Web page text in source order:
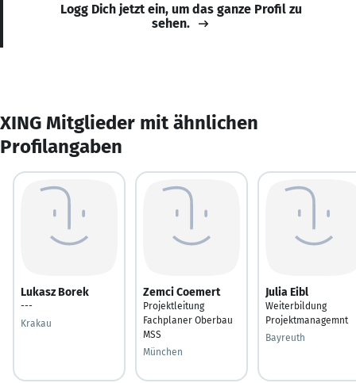
Logg Dich jetzt ein, um das ganze Profil zu
sehen.
XING Mitglieder mit ähnlichen
Profilangaben
Lukasz Borek
---
Krakau
Zemci Coemert
Projektleitung
Fachplaner Oberbau
MSS
München
Julia Eibl
Weiterbildung
Projektmanagemnt
Bayreuth